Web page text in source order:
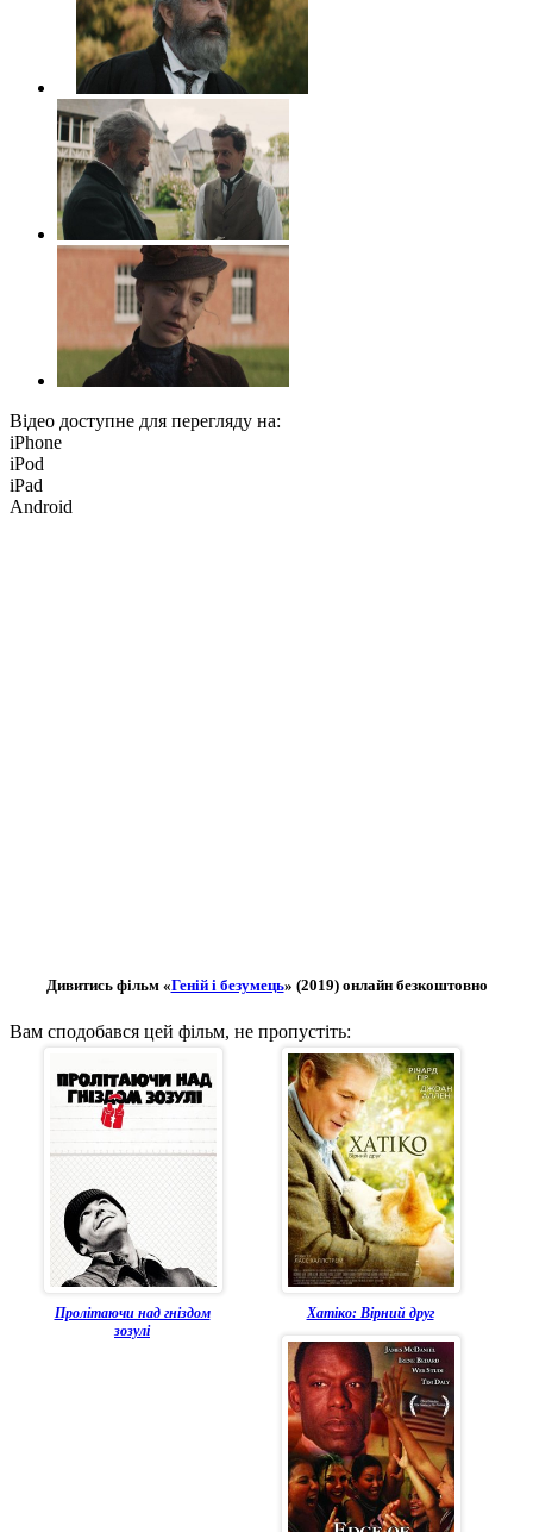
Відео доступне для перегляду на:
iPhone
iPod
iPad
Android
Дивитись фільм «Геній і безумець» (2019) онлайн безкоштовно
Вам сподобався цей фільм, не пропустіть:
Пролітаючи над гніздом
зозулі
Хатіко: Вірний друг